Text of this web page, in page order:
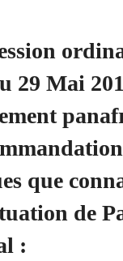
29 Mai
que
de
: